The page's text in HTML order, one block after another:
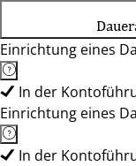
Einrichtung eines
In der
Einrichtung eines
In der